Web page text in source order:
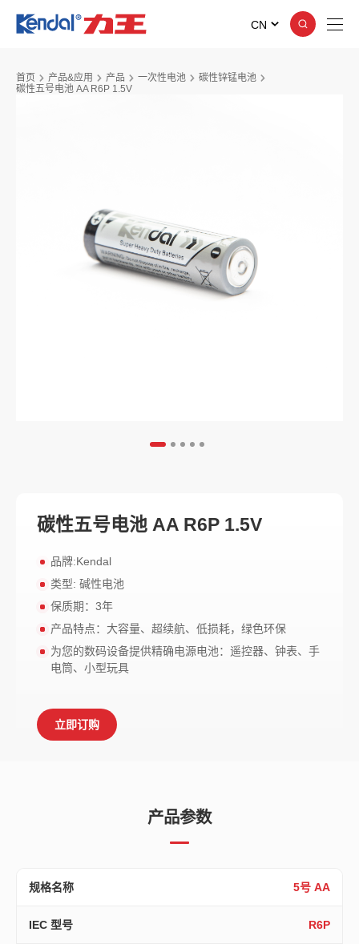
CN
首页 产品&应用 产品 一次性电池
碳性锌锰电池
碳性五号电池 AA R6P 1.5V
碳性五号电池 AA R6P 1.5V
品牌:Kendal
类型: 碱性电池
保质期：3年
产品特点：大容量、超续航、低损耗，绿色环保
为您的数码设备提供精确电源电池：遥控器、钟表、手
电筒、小型玩具
立即订购
产品参数
规格名称 5号 AA
IEC 型号 R6P